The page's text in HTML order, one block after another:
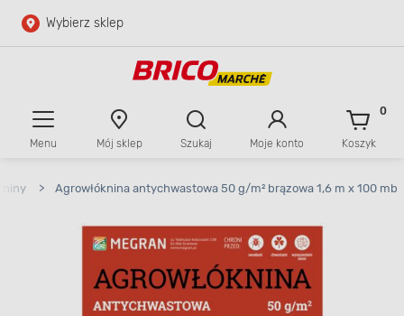
Przejdź do głównej zawartości
Wybierz sklep
Menu Mój sklep Szukaj Moje konto Koszyk
0
> Agrowłóknina antychwastowa 50 g/m² brązowa 1,6 m x 100 mb